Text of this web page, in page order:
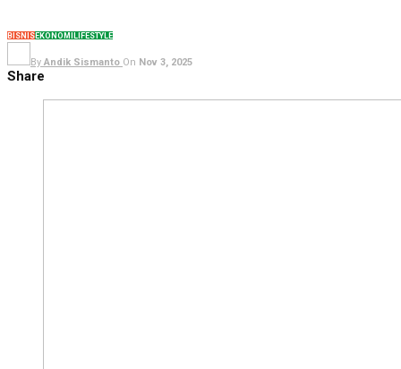
BISNIS EKONOMI LIFESTYLE
By Andik Sismanto On Nov 3, 2025
Share